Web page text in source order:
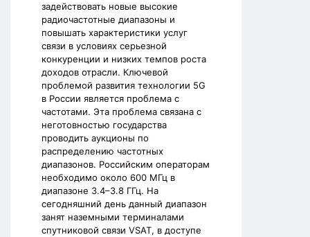
задействовать новые высокие
радиочастотные диапазоны и
повышать характеристики услуг
связи в условиях серьезной
конкуренции и низких темпов роста
доходов отрасли. Ключевой
проблемой развития технологии 5G
в России является проблема с
частотами. Эта проблема связана с
неготовностью государства
проводить аукционы по
распределению частотных
диапазонов. Российским операторам
необходимо около 600 МГц в
диапазоне 3.4–3.8 ГГц. На
сегодняшний день данный диапазон
занят наземными терминалами
спутниковой связи VSAT, в доступе